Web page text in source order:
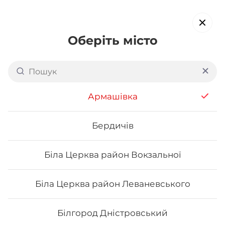
Оберіть місто
Армашівка
Бердичів
Біла Церква район Вокзальної
Біла Церква район Леваневського
Білгород Дністровський
Дніпровському районі
Києва: вул. Празька
обирайте страви, які вам подобаються про все інше ми
подбаємо
Акція тижня Сети
Акція тижня